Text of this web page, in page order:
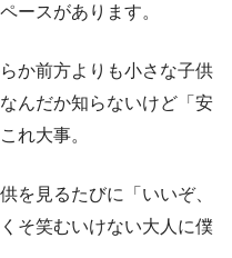
ースがあります。
か前方よりも小さな子供
んだか知らないけど「安
れ大事。
を見るたびに「いいぞ、
そ笑むいけない大人に僕